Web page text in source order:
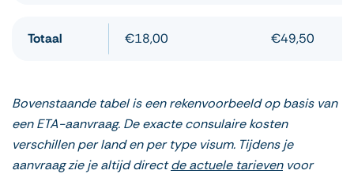
Totaal €18,00 €49,50
Bovenstaande tabel is een rekenvoorbeeld op basis van
een ETA-aanvraag. De exacte consulaire kosten
verschillen per land en per type visum. Tijdens je
aanvraag zie je altijd directde actuele tarievenvoor